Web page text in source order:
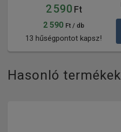
2 590 Ft
2 590 Ft / db
13 hűségpontot kapsz!
Hasonló termékek